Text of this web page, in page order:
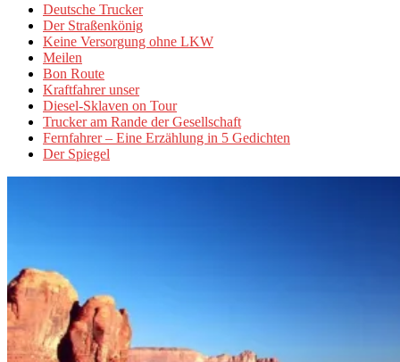
Deutsche Trucker
Der Straßenkönig
Keine Versorgung ohne LKW
Meilen
Bon Route
Kraftfahrer unser
Diesel-Sklaven on Tour
Trucker am Rande der Gesellschaft
Fernfahrer – Eine Erzählung in 5 Gedichten
Der Spiegel